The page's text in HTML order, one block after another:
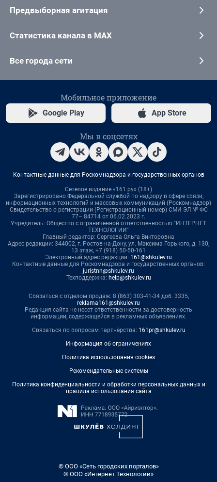
Предвыборная агитация
Статистика канала в MAX
Все города сети
Мобильное приложение
Google Play App Store
Мы в соцсетях
Контактные данные для Роскомнадзора и государственных органов
Сетевое издание «161.ру» (18+)
Зарегистрировано Федеральной службой по надзору в сфере связи,
информационных технологий и массовых коммуникаций (Роскомнадзор)
Свидетельство о регистрации (Регистрационный номер) СМИ ЭЛ № ФС
77– 84714 от 06.02.2023 г.
Учредитель: Общество с ограниченной ответственностью "ИНТЕРНЕТ
ТЕХНОЛОГИИ"
Главный редактор: Сергеева Ольга Викторовна
Адрес редакции: 344002, г. Ростов-на-Дону, ул. Максима Горького, д. 130,
13 этаж, +7 (918) 50-50-161
Электронный адрес редакции: 161@shkulev.ru
Контактные данные для Роскомнадзора и государственных органов:
juristnn@shkulev.ru
Техподдержка: help@shkulev.ru
Связаться с отделом продаж: 8 (863) 303-41-34 доб. 3335,
reklama161@shkulev.ru
Редакция сайта не несет ответственности за достоверность
информации, содержащейся в рекламных объявлениях.
Связаться по вопросам партнёрства: 161pr@shkulev.ru
Информация об ограничениях
Политика использования cookies
Рекомендательные системы
Политика конфиденциальности и обработки персональных данных и
правила использования сайта
© ООО «Сеть городских порталов»
© ООО «Интернет Технологии»